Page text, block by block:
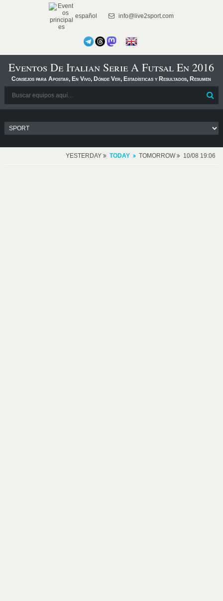
español info@live2sport.com
Eventos De Italian Serie A Futsal En 2016
Consejos para Apostar, En Vivo, Dónde Ver, Estadísticas y Resultados, Resumen
YESTERDAY TODAY TOMORROW 10/08 19:06